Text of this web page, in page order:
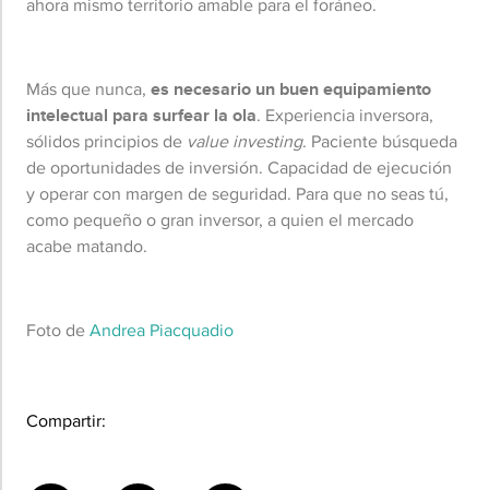
ahora mismo territorio amable para el foráneo.
Más que nunca, es necesario un buen equipamiento
intelectual para surfear la ola. Experiencia inversora,
sólidos principios de value investing. Paciente búsqueda
de oportunidades de inversión. Capacidad de ejecución
y operar con margen de seguridad. Para que no seas tú,
como pequeño o gran inversor, a quien el mercado
acabe matando.
Foto deAndrea Piacquadio
Compartir: